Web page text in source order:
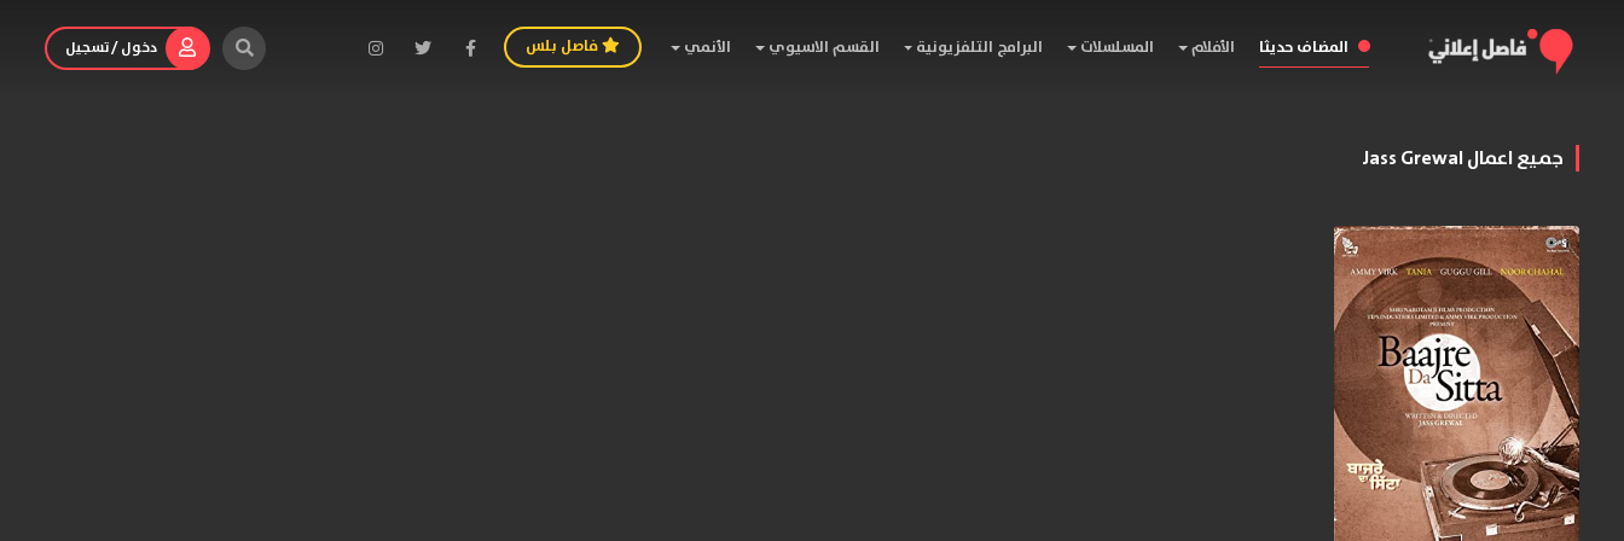
المضاف حديثا الأفلام المسلسلات البرامج التلفزيونية القسم الاسيوي الأنمي فاصل بلس دخول / تسجيل
جميع اعمال Jass Grewal